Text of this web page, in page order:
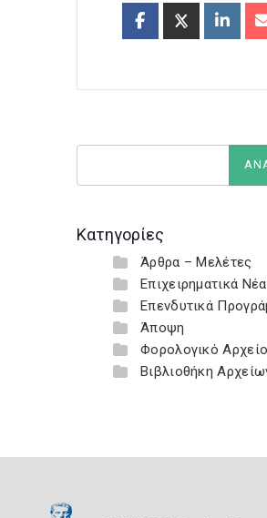
Κατηγορίες
Άρθρα – Μελέτες
Επιχειρηματικά Νέα
Επενδυτικά
Άποψη
Φορολογικό Αρχείο
Βιβλιοθήκη